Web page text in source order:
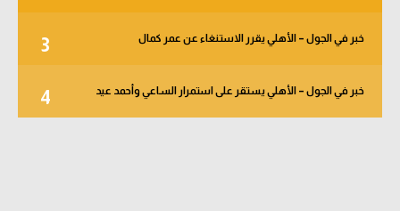
3 خبر في الجول – الأهلي يقرر الاستنغاء عن عمر كمال
4 خبر في الجول – الأهلي يستقر على استمرار الساعي وأحمد عيد